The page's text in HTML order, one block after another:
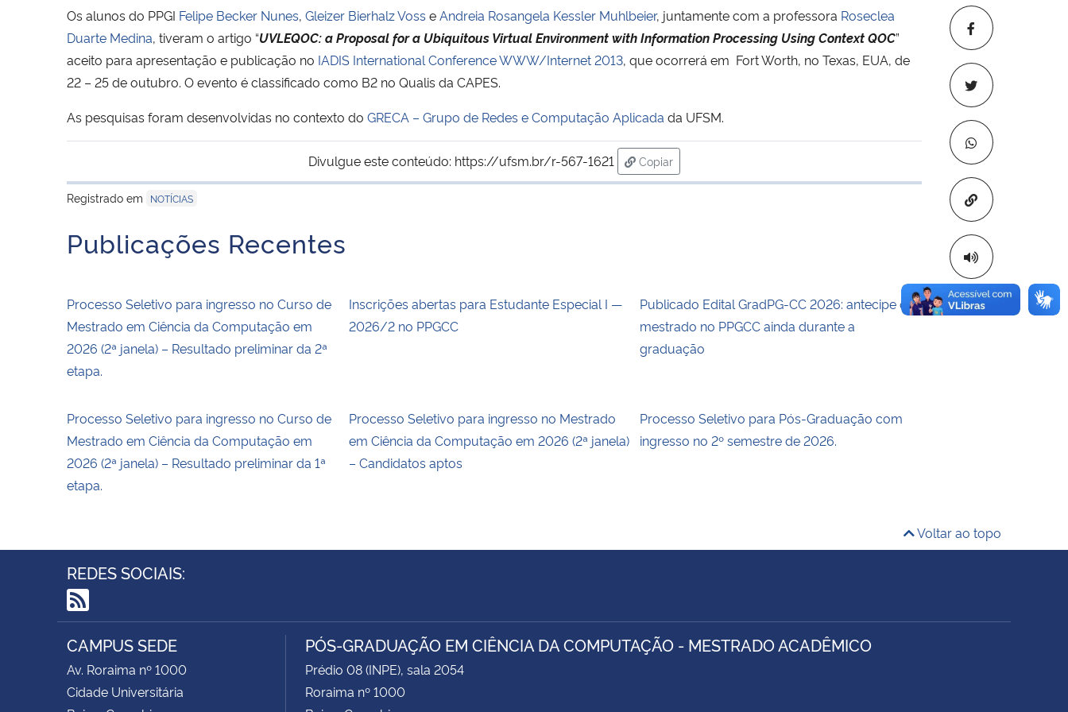
Copiar para
Os alunos do PPGI Felipe Becker Nunes, Gleizer Bierhalz Voss eAndreia Rosangela Kessler Muhlbeier, juntamente com a professora Roseclea
Duarte Medina, tiveram o artigo “UVLEQOC: a Proposal for a Ubiquitous Virtual Environment with Information Processing Using Context QOC”
aceito para apresentação e publicação no IADIS International Conference WWW/Internet 2013, que ocorrerá em Fort Worth, no Texas, EUA, de
22 – 25 de outubro. O evento é classificado como B2 no Qualis da CAPES.
As pesquisas foram desenvolvidas no contexto do GRECA – Grupo de Redes e Computação Aplicada da UFSM.
Divulgue este conteúdo: https://ufsm.br/r-567-1621
Copiar
para área de transferência
Registrado em
NOTÍCIAS
Publicações Recentes
Processo Seletivo para ingresso no Curso de
Mestrado em Ciência da Computação em
2026 (2ª janela) – Resultado preliminar da 2ª
etapa.
Inscrições abertas para Estudante Especial I —
2026/2 no PPGCC
Publicado Edital GradPG-CC 2026: antecipe o
mestrado no PPGCC ainda durante a
graduação
Processo Seletivo para ingresso no Curso de
Mestrado em Ciência da Computação em
2026 (2ª janela) – Resultado preliminar da 1ª
etapa.
Processo Seletivo para ingresso no Mestrado
em Ciência da Computação em 2026 (2ª janela)
– Candidatos aptos
Processo Seletivo para Pós-Graduação com
ingresso no 2º semestre de 2026.
Voltar ao topo
REDES SOCIAIS:
RSS
CAMPUS SEDE
Av. Roraima nº 1000
Cidade Universitária
PÓS-GRADUAÇÃO EM CIÊNCIA DA COMPUTAÇÃO - MESTRADO ACADÊMICO
Prédio 08 (INPE), sala 2054
Roraima nº 1000